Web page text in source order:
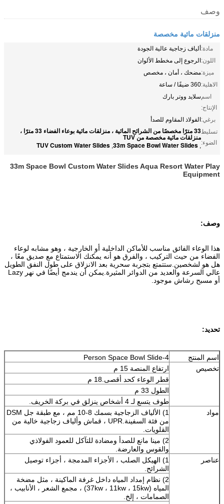
وصف
منزلقات مائية مخصصة
مادة:ألياف زجاجية عالية الجودة
اللون:الرجوع إلى مخطط الألوان
ميزة:مضحك ، أمان ، مخصص
الاهلية:360 ضيفًا / ساعة
اسم
الإنتاج:
سلايد ووتر بارك
برغي:الفولاذ المقاوم للصدأ
تسليط
الضوء:
33 مترًا مخصصًا من الشرائح المائية ، منزلقات مائية بوعاء الفضاء 33 مترًا ،
منزلقات مائية مخصصة من TUV
,
33m Space Bowl Water Slides
,
TUV Custom Water Slides
33m Space Bowl Custom Water Slides Aqua Resort Water Play
Equipment
وصف:
هذا الوعاء الفائق مناسب للأماكن الداخلية أو الخارجية ، وهو مشابه لوعاء
الفضاء من حيث التركيب ، والفرق هو أنه يمكنك الاستمتاع مع صديق معًا ،
هل هو لشخصين.ستتمتع بتجربة سحرية بعد الانزلاق على طول النفق الطويل
عالي السرعة والعديد من الدوائر المثيرة.يمكن أن يندمج أيضًا في نهر Lazy
أو مسبح رشاش موجود.
تحديد:
اسم المنتج
4-Person Space Bowl Slide
تخصيص
ارتفاع المنصة 15 م
قطر الوعاء كحد أقصى.18 م
الطول 33 م
طوف يتسع لـ 4 أشخاص ينزلق في بركة الخريف.
مواد
1) الألياف الزجاجية بسمك 8-10 مم ، مع طبقة جل DSM
من فئة السفينة.UPR ، قماش وألياف زجاجية خالية من
القلويات.
2) مينا مانع للصدأ ومضادة للتآكل للعمود الفولاذي
والقوس والعارضة.
عناصر
1) الهيكل الصلب ، الأجزاء المدمجة ، أجزاء توصيل
الشرائح.
2) نظام إمداد المياه داخل غرفة الماكينة ، مثل مضخة
المياه (37kw ، 11kw ، 15kw) ، مجمع الشعر ، الأنابيب ،
الصمامات ، إلخ.